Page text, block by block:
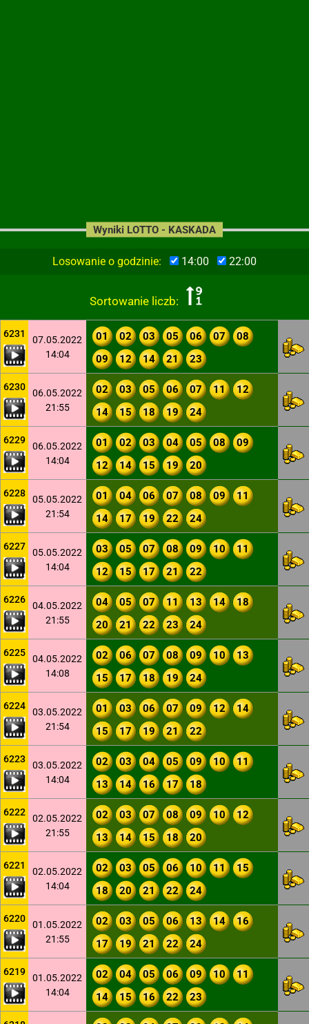
Losowanie o godzinie: 14:00 22:00
Sortowanie liczb:
Wyniki LOTTO - KASKADA
6231
07.05.2022
14:04
01 02 03 05 06 07
08
09
12 14 21 23
6230
06.05.2022
21:55
02 03 05 06 07 11
12
14
15 18 19 24
6229
06.05.2022
14:04
01 02 03 04 05 08
09
12
14 15 19 20
6228
05.05.2022
21:54
01 04 06 07 08 09
11
14
17 19 22 24
6227
05.05.2022
14:04
03 05 07 08 09 10
11
12
15 17 21 22
6226
04.05.2022
21:55
04 05 07 11 13 14
18
20
21 22 23 24
6225
04.05.2022
14:08
02 06 07 08 09 10
13
15
17 18 19 24
6224
03.05.2022
21:54
01 03 06 07 09 12
14
15
17 19 21 22
6223
03.05.2022
14:04
02 03 04 05 09 10
11
13
14 16 17 18
6222
02.05.2022
21:55
02 03 07 08 09 10
12
13
14 15 18 20
6221
02.05.2022
14:04
02 03 05 06 10 11
15
18
20 21 22 24
6220
01.05.2022
21:55
02 03 05 06 13 14
16
17
19 21 22 24
6219
01.05.2022
14:04
02 04 05 06 09 10
11
14
15 16 22 23